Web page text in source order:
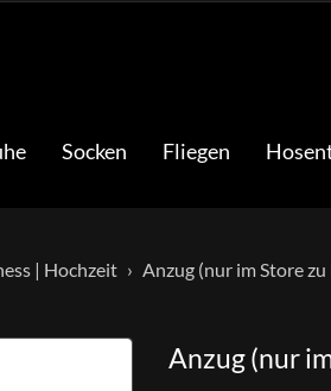
Socken Fliegen
| Hochzeit Anzug (nur im Store zu
Anzug (nur